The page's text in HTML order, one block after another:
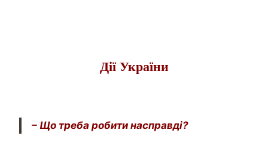
Дії України
– Що треба робити насправді?